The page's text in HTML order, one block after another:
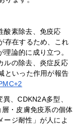
酸素除去、免疫応
存在するため、これ
論的に成り立つ。
ルの除去、炎症反応
といった作用が報告
、CDKN2A多型、
・皮膚免疫系の個体
ージ耐性」が人によ